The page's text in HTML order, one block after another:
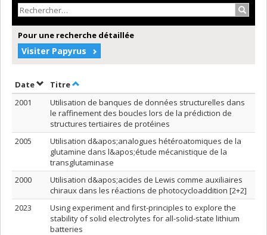
Pour une recherche détaillée
Visiter Papyrus
DateTrier par date en ordre décroissant
TitreTrier par titre en ordre décroissant
2001
Utilisation de banques de données structurelles dans
le raffinement des boucles lors de la prédiction de
structures tertiaires de protéines
2005
Utilisation d&apos;analogues hétéroatomiques de la
glutamine dans l&apos;étude mécanistique de la
transglutaminase
2000
Utilisation d&apos;acides de Lewis comme auxiliaires
chiraux dans les réactions de photocycloaddition [2+2]
2023
Using experiment and first-principles to explore the
stability of solid electrolytes for all-solid-state lithium
batteries